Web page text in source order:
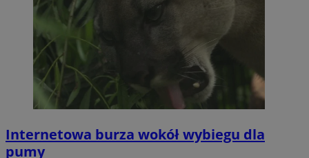
Internetowa burza wokół wybiegu dla
pumy